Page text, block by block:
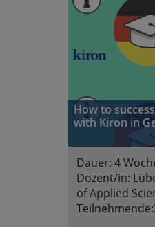
How to
with Kiron in
Dauer: 4
Dozent/in:
of Applied
Teilnehmende: